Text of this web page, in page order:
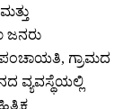
ಜನರು
ಗ್ರಾಮದ
ವ್ಯವಸ್ಥೆಯಲ್ಲಿ